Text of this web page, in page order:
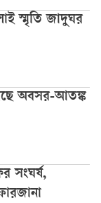
স্মৃতি জাদুঘর
অবসর-আতঙ্ক
সংঘর্ষ,